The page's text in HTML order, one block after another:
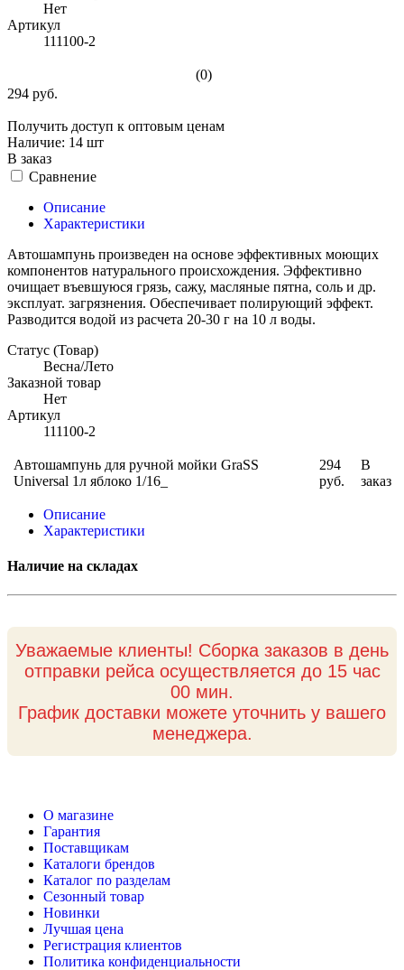
Нет
Артикул
111100-2
(0)
294 руб.
Получить доступ к оптовым ценам
Наличие: 14 шт
В заказ
Сравнение
Описание
Характеристики
Автошампунь произведен на основе эффективных моющих
компонентов натурального происхождения. Эффективно
очищает въевшуюся грязь, сажу, масляные пятна, соль и др.
эксплуат. загрязнения. Обеспечивает полирующий эффект.
Разводится водой из расчета 20-30 г на 10 л воды.
Статус (Товар)
Весна/Лето
Заказной товар
Нет
Артикул
111100-2
Автошампунь для ручной мойки GraSS
Universal 1л яблоко 1/16_
294
руб.
В
заказ
Описание
Характеристики
Наличие на складах
Уважаемые клиенты! Сборка заказов в день
отправки рейса осуществляется до 15 час
00 мин.
График доставки можете уточнить у вашего
менеджера.
О магазине
Гарантия
Поставщикам
Каталоги брендов
Каталог по разделам
Сезонный товар
Новинки
Лучшая цена
Регистрация клиентов
Политика конфиденциальности